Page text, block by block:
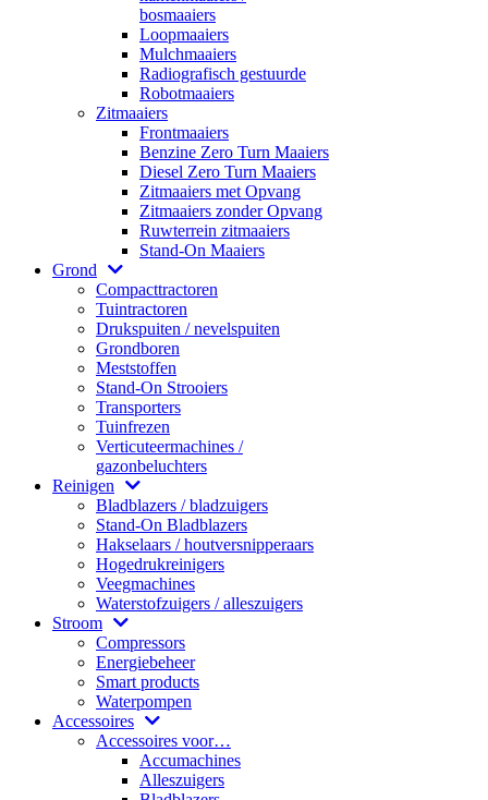
bosmaaiers
Loopmaaiers
Mulchmaaiers
Radiografisch gestuurde
Robotmaaiers
Zitmaaiers
Frontmaaiers
Benzine Zero Turn Maaiers
Diesel Zero Turn Maaiers
Zitmaaiers met Opvang
Zitmaaiers zonder Opvang
Ruwterrein zitmaaiers
Stand-On Maaiers
Grond
Compacttractoren
Tuintractoren
Drukspuiten / nevelspuiten
Grondboren
Meststoffen
Stand-On Strooiers
Transporters
Tuinfrezen
Verticuteermachines /
gazonbeluchters
Reinigen
Bladblazers / bladzuigers
Stand-On Bladblazers
Hakselaars / houtversnipperaars
Hogedrukreinigers
Veegmachines
Waterstofzuigers / alleszuigers
Stroom
Compressors
Energiebeheer
Smart products
Waterpompen
Accessoires
Accessoires voor…
Accumachines
Alleszuigers